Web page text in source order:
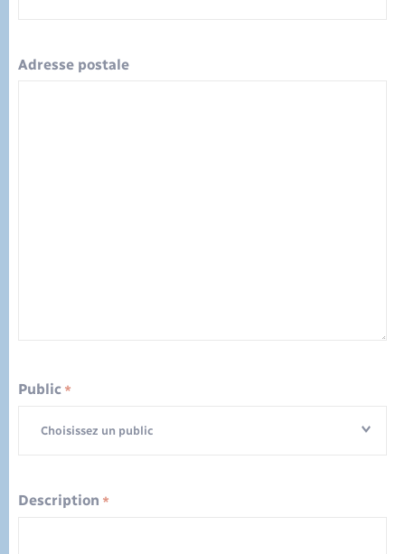
Adresse postale
Public *
Choisissez un public
Description *